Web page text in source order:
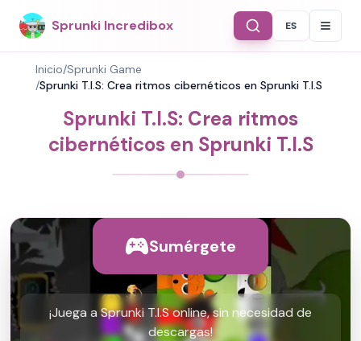
Sprunki Incredibox Select
ES
Inicio/Sprunki Game
/Sprunki T.I.S: Crea ritmos cibernéticos en Sprunki T.I.S
Sprunki T.I.S: Crea ritmos
cibernéticos en Sprunki T.I.S
Sumérgete
¡Juega a Sprunki T.I.S online, sin necesidad de
descargas!